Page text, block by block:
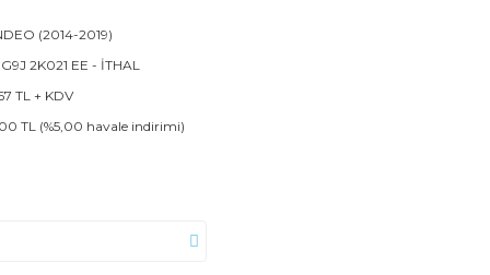
(2014-2019)
2K021 EE - İTHAL
TL + KDV
TL (%5,00 havale indirimi)